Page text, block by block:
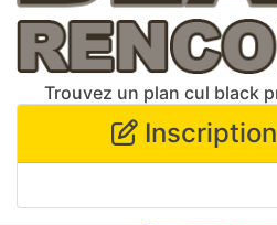
Trouvez un plan cul black